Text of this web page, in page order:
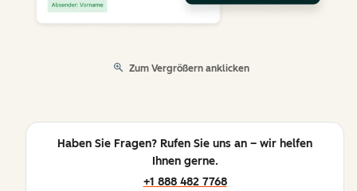
Zum Vergrößern anklicken
Haben Sie Fragen? Rufen Sie uns an – wir helfen
Ihnen gerne.
+1 888 482 7768